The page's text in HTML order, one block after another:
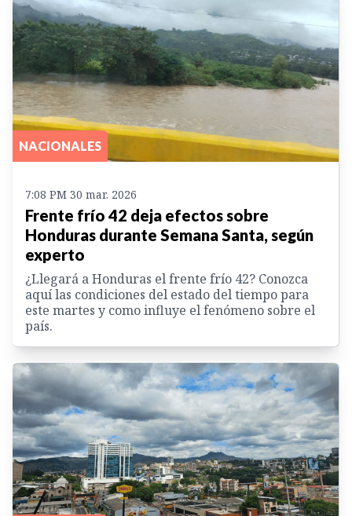
NACIONALES
7:08 PM 30 mar. 2026
Frente frío 42 deja efectos sobre
Honduras durante Semana Santa, según
experto
¿Llegará a Honduras el frente frío 42? Conozca
aquí las condiciones del estado del tiempo para
este martes y como influye el fenómeno sobre el
país.